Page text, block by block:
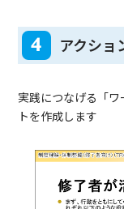
4 アクショ
実践につなげる「
トを作成します